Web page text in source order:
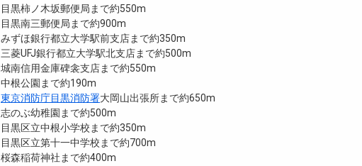
目黒柿ノ木坂郵便局まで約550m
目黒南三郵便局まで約900m
みずほ銀行都立大学駅前支店まで約350m
三菱UFJ銀行都立大学駅北支店まで約500m
城南信用金庫碑衾支店まで約550m
中根公園まで約190m
東京消防庁目黒消防署大岡山出張所まで約650m
志のぶ幼稚園まで約500m
目黒区立中根小学校まで約350m
目黒区立第十一中学校まで約700m
桜森稲荷神社まで約400m